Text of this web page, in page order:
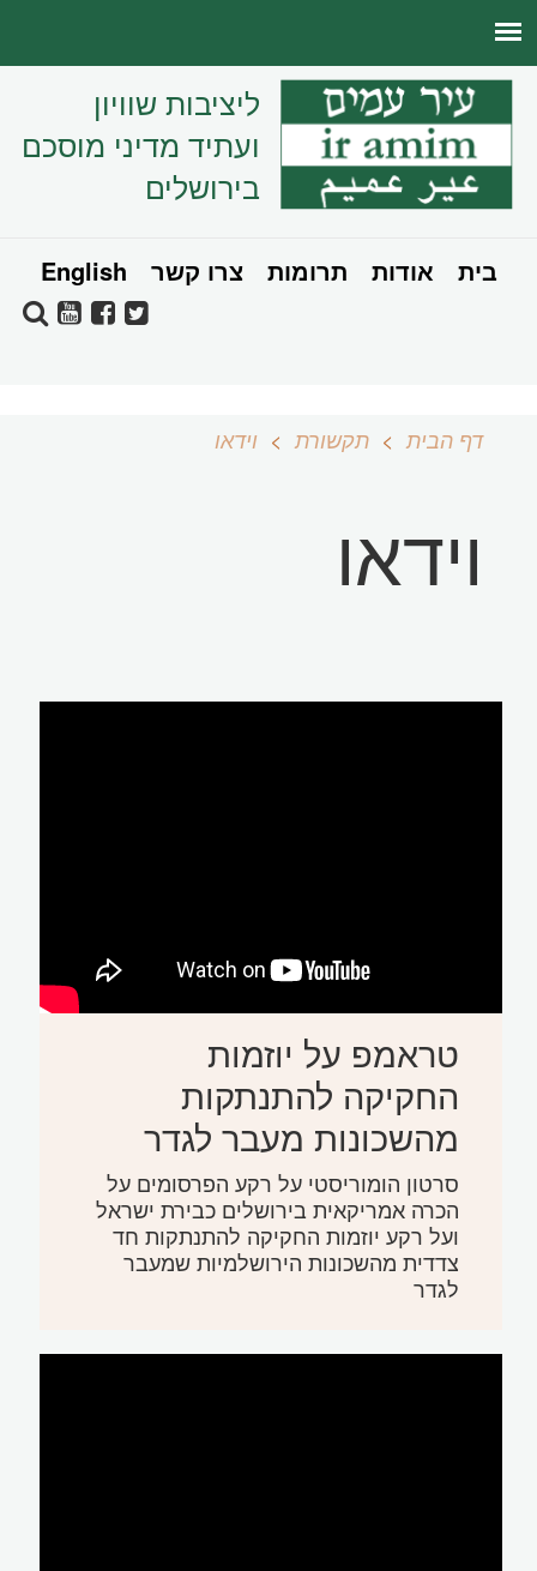
ליציבות שוויון
ועתיד מדיני מוסכם
בירושלים
בית אודות תרומות צרו קשר English
דף הבית תקשורת וידאו
וידאו
טראמפ על יוזמות
החקיקה להתנתקות
מהשכונות מעבר לגדר
סרטון הומוריסטי על רקע הפרסומים על
הכרה אמריקאית בירושלים כבירת ישראל
ועל רקע יוזמות החקיקה להתנתקות חד
צדדית מהשכונות הירושלמיות שמעבר
לגדר